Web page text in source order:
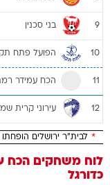
9 בני סכנין
10 הפועל פתח
11 הכח עמידר
12 עירוני קרית
* לבית"ר ירושלים
לוח משחקים הכח
כדורגל